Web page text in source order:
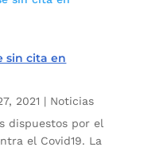
sin cita en
2021 | Noticias
dispuestos por el
el Covid19. La